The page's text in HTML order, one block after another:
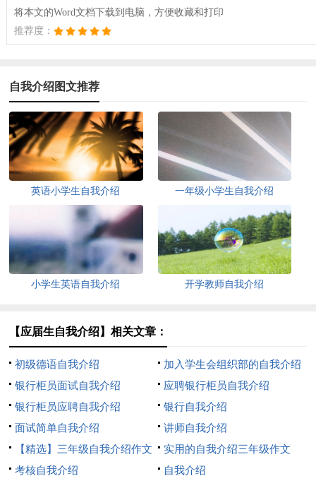
将本文的Word文档下载到电脑，方便收藏和打印
推荐度：
自我介绍图文推荐
英语小学生自我介绍 一年级小学生自我介绍
小学生英语自我介绍 开学教师自我介绍
【应届生自我介绍】相关文章：
初级德语自我介绍
加入学生会组织部的自我介绍
银行柜员面试自我介绍
应聘银行柜员自我介绍
银行柜员应聘自我介绍
银行自我介绍
面试简单自我介绍
讲师自我介绍
【精选】三年级自我介绍作文
300字汇编八篇
实用的自我介绍三年级作文
300字8篇
考核自我介绍 自我介绍